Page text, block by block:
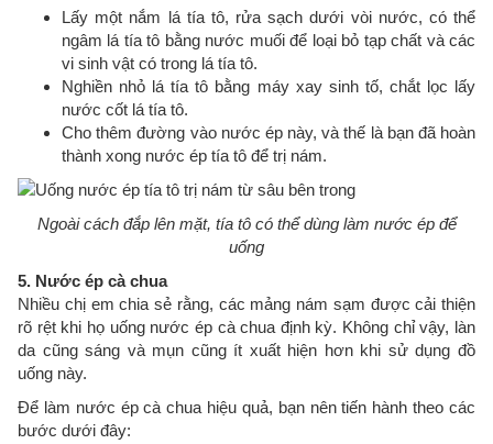
Lấy một nắm lá tía tô, rửa sạch dưới vòi nước, có thể
ngâm lá tía tô bằng nước muối để loại bỏ tạp chất và các
vi sinh vật có trong lá tía tô.
Nghiền nhỏ lá tía tô bằng máy xay sinh tố, chắt lọc lấy
nước cốt lá tía tô.
Cho thêm đường vào nước ép này, và thế là bạn đã hoàn
thành xong nước ép tía tô để trị nám.
Ngoài cách đắp lên mặt, tía tô có thể dùng làm nước ép để
uống
5. Nước ép cà chua
Nhiều chị em chia sẻ rằng, các mảng nám sạm được cải thiện
rõ rệt khi họ uống nước ép cà chua định kỳ. Không chỉ vậy, làn
da cũng sáng và mụn cũng ít xuất hiện hơn khi sử dụng đồ
uống này.
Để làm nước ép cà chua hiệu quả, bạn nên tiến hành theo các
bước dưới đây: